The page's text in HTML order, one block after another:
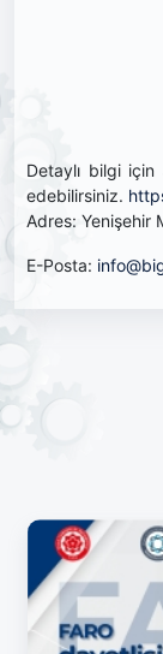
Detaylı bilgi
edebilirsiniz.
Adres: Yenişehir
E-Posta: